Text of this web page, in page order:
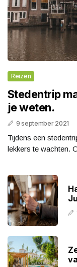
Reizen
Stedentrip
je weten.
9 september 2021
Tijdens een
lekkers te wachten.